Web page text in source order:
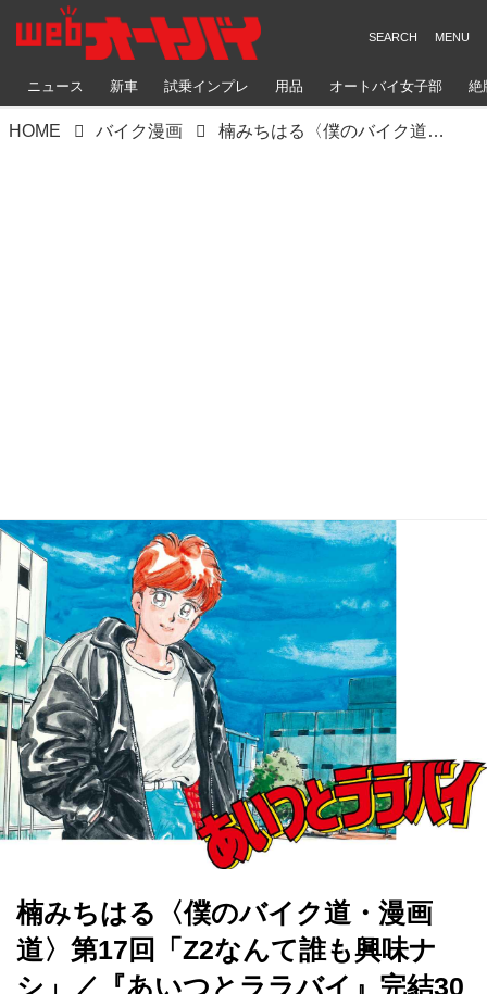
ニュース 新車 試乗インプレ 用品 オートバイ女子部 絶
HOME バイク漫画 楠みちはる〈僕のバイク道・漫画道〉第17回「Z2なんて誰も興味ナシ」／『あいつとララバイ』完結30周年記念企画
楠みちはる〈僕のバイク道・漫画
道〉第17回「Z2なんて誰も興味ナ
シ」／『あいつとララバイ』完結30